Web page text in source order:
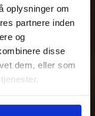
oplysninger om
partnere inden
og
disse
dem, eller som